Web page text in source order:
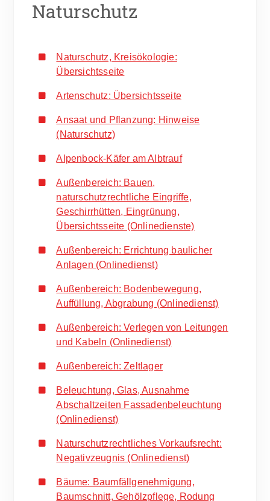
Naturschutz
Naturschutz, Kreisökologie:
Übersichtsseite
Artenschutz: Übersichtsseite
Ansaat und Pflanzung: Hinweise
(Naturschutz)
Alpenbock-Käfer am Albtrauf
Außenbereich: Bauen,
naturschutzrechtliche Eingriffe,
Geschirrhütten, Eingrünung,
Übersichtsseite (Onlinedienste)
Außenbereich: Errichtung baulicher
Anlagen (Onlinedienst)
Außenbereich: Bodenbewegung,
Auffüllung, Abgrabung (Onlinedienst)
Außenbereich: Verlegen von Leitungen
und Kabeln (Onlinedienst)
Außenbereich: Zeltlager
Beleuchtung, Glas, Ausnahme
Abschaltzeiten Fassadenbeleuchtung
(Onlinedienst)
Naturschutzrechtliches Vorkaufsrecht:
Negativzeugnis (Onlinedienst)
Bäume: Baumfällgenehmigung,
Baumschnitt, Gehölzpflege, Rodung